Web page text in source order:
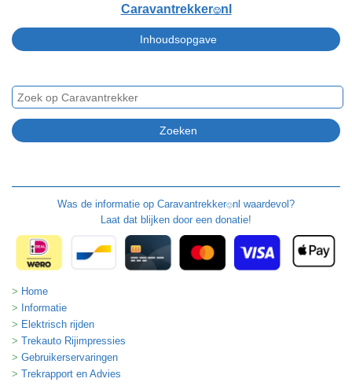
Caravantrekker🙂nl
Was de informatie op Caravantrekker🙂nl waardevol?
Laat dat blijken door een donatie!
Home
Informatie
Elektrisch rijden
Trekauto Rijimpressies
Gebruikerservaringen
Trekrapport en Advies